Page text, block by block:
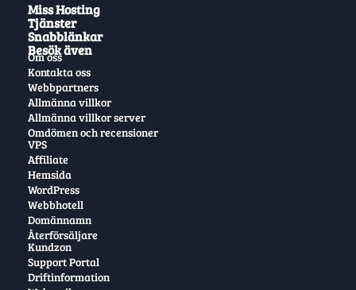
Miss Hosting
Tjänster
Snabblänkar
Besök även
Om oss
Kontakta oss
Webbpartners
Allmänna villkor
Allmänna villkor server
Omdömen och recensioner
VPS
Affiliate
Hemsida
WordPress
Webbhotell
Domännamn
Återförsäljare
Kundzon
Support Portal
Driftinformation